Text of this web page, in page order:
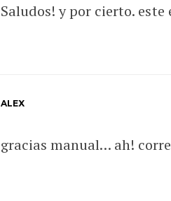
Saludos! y por cierto.
ALEX
gracias manual… ah!